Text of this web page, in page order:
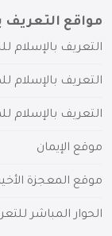
مواقع التعريف
التعريف بالإسلام
التعريف بالإسلام
التعريف بالإسلام
موقع الإيمان
موقع المعجزة
الحوار المباشر